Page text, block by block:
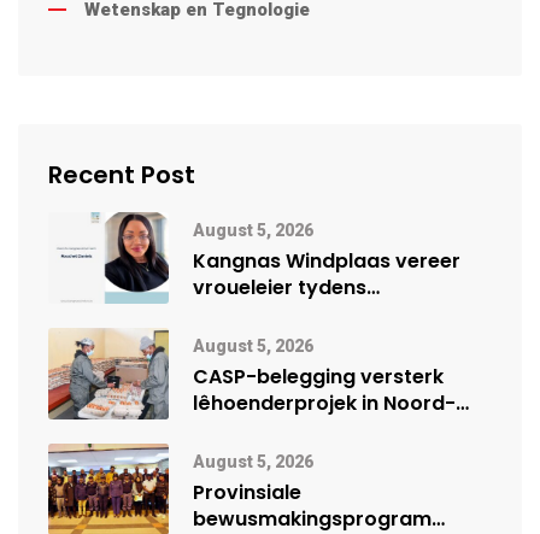
Wetenskap en Tegnologie
Recent Post
August 5, 2026
Kangnas Windplaas vereer
vroueleier tydens
August 5, 2026
CASP-belegging versterk
lêhoenderprojek in Noord-
August 5, 2026
Provinsiale
bewusmakingsprogram